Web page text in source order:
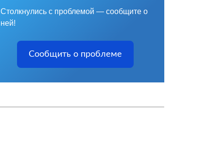
Столкнулись с проблемой — сообщите о
ней!
Сообщить о проблеме